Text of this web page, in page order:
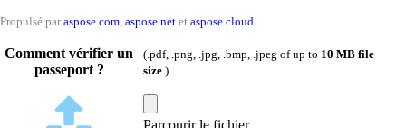
Propulsé paraspose.com aspose.net et aspose.cloud
Comment vérifier un
passeport ?
(.pdf, .png, .jpg, .bmp, .jpeg of up to 10 MB file
size.)
Parcourir le fichier